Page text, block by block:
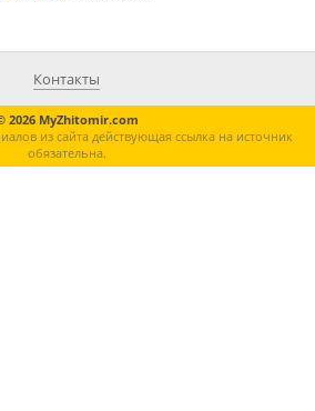
Контакты
2026 MyZhitomir.com
из сайта действующая ссылка на источник
обязательна.